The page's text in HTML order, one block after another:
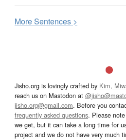
MoreSentences >
Jisho.org is lovingly crafted by Kim,
reach us on Mastodon at
jisho.org@gmail.com. Before you
frequently asked questions. Please
we get, but it can take a long time for
project and we do not have very much